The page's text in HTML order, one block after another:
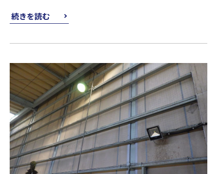
続きを読む